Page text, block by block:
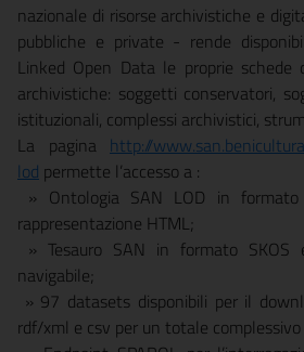
nazionale di risorse archivistiche e
pubbliche e private - rende
Linked Open Data le proprie
archivistiche: soggetti conservatori,
istituzionali, complessi archivistici,
La pagina http://
lod permette l’accesso a :
» Ontologia SAN LOD in
rappresentazione HTML;
» Tesauro SAN in formato
navigabile;
» 97 datasets disponibili per il
rdf/xml e csv per un totale